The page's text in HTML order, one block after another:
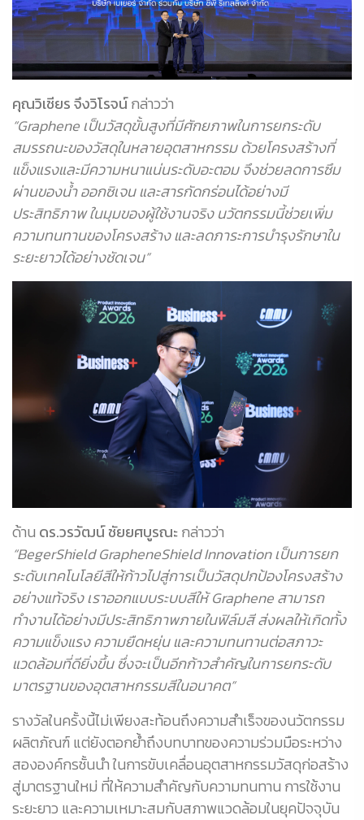
คุณวิเชียร จึงวิโรจน์กล่าวว่า
“Graphene เป็นวัสดุขั้นสูงที่มีศักยภาพในการยกระดับ
สมรรถนะของวัสดุในหลายอุตสาหกรรม ด้วยโครงสร้างที่
แข็งแรงและมีความหนาแน่นระดับอะตอม จึงช่วยลดการซึม
ผ่านของน้ำ ออกซิเจน และสารกัดกร่อนได้อย่างมี
ประสิทธิภาพ ในมุมของผู้ใช้งานจริง นวัตกรรมนี้ช่วยเพิ่ม
ความทนทานของโครงสร้าง และลดภาระการบำรุงรักษาใน
ระยะยาวได้อย่างชัดเจน”
ด้าน ดร.วรวัฒน์ ชัยยศบูรณะกล่าวว่า
“BegerShield GrapheneShield Innovation เป็นการยก
ระดับเทคโนโลยีสีให้ก้าวไปสู่การเป็นวัสดุปกป้องโครงสร้าง
อย่างแท้จริง เราออกแบบระบบสีให้ Graphene สามารถ
ทำงานได้อย่างมีประสิทธิภาพภายในฟิล์มสี ส่งผลให้เกิดทั้ง
ความแข็งแรง ความยืดหยุ่น และความทนทานต่อสภาวะ
แวดล้อมที่ดียิ่งขึ้น ซึ่งจะเป็นอีกก้าวสำคัญในการยกระดับ
มาตรฐานของอุตสาหกรรมสีในอนาคต”
รางวัลในครั้งนี้ไม่เพียงสะท้อนถึงความสำเร็จของนวัตกรรม
ผลิตภัณฑ์ แต่ยังตอกย้ำถึงบทบาทของความร่วมมือระหว่าง
สององค์กรชั้นนำ ในการขับเคลื่อนอุตสาหกรรมวัสดุก่อสร้าง
สู่มาตรฐานใหม่ ที่ให้ความสำคัญกับความทนทาน การใช้งาน
ระยะยาว และความเหมาะสมกับสภาพแวดล้อมในยุคปัจจุบัน